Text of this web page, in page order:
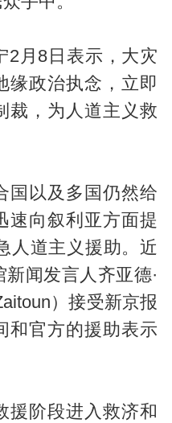
2月8日表示，大灾
缘政治执念，立即
裁，为人道主义救
国以及多国仍然给
速向叙利亚方面提
人道主义援助。近
闻发言人齐亚德·
）接受新京报
和官方的援助表示
援阶段进入救济和